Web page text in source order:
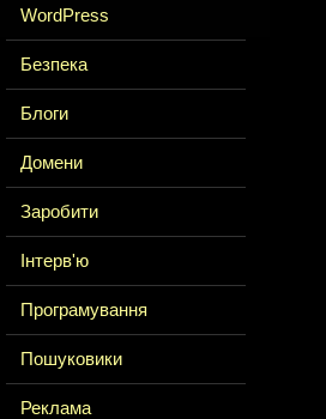
WordPress
Безпека
Блоги
Домени
Заробити
Інтерв'ю
Програмування
Пошуковики
Реклама